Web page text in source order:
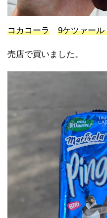
コカコーラ 9ケツァー
売店で買いました。